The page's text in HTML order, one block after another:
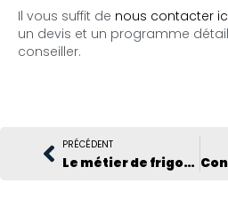
Il vous suffit de nous contacter
un devis et un programme
conseiller.
PRÉCÉDENT
Le métier de frigoriste : comprendre un métier essentiel à notre confort